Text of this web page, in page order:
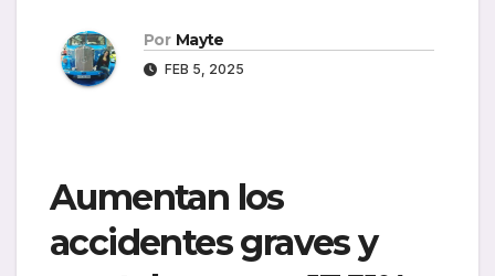
Por Mayte
FEB 5, 2025
Aumentan los
accidentes graves y